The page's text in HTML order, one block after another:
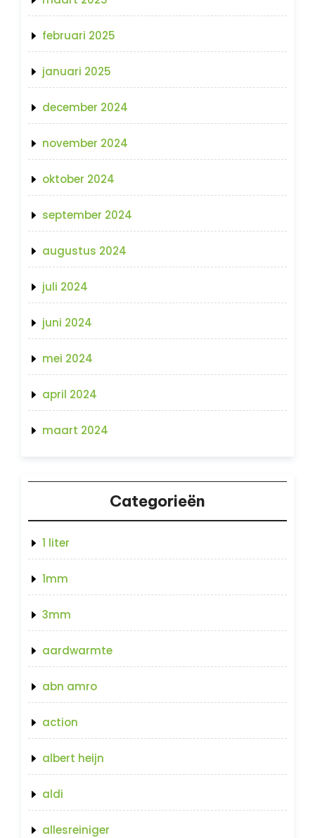
februari 2025
januari 2025
december 2024
november 2024
oktober 2024
september 2024
augustus 2024
juli 2024
juni 2024
mei 2024
april 2024
maart 2024
Categorieën
1 liter
1mm
3mm
aardwarmte
abn amro
action
albert heijn
aldi
allesreiniger